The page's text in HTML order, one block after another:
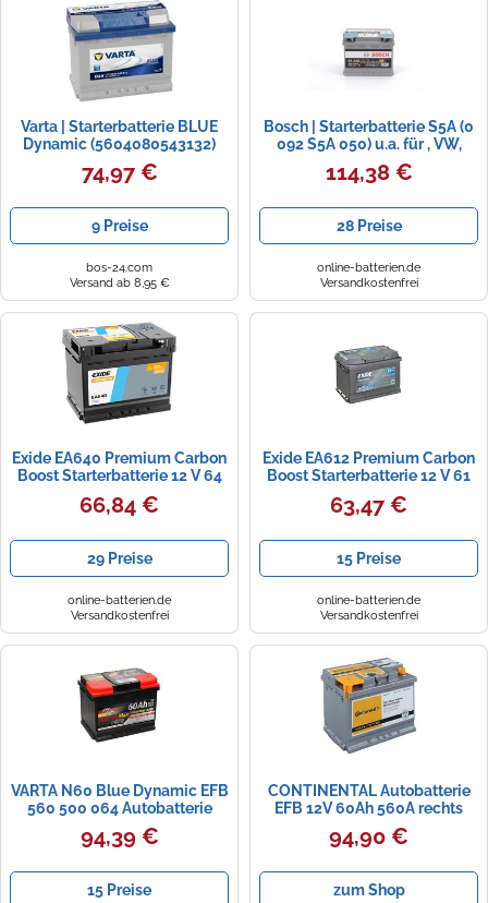
Zündkerzen
Ölfilter
Navi Taschen
Navi-Zubehör
Navigationsgeräte
Navigationssoftware
Powercaps
Winterreifen
Varta | Starterbatterie BLUE
Dynamic (5604080543132)
74,97 €
9 Preise
bos-24.com
Versand ab 8,95 €
Bosch | Starterbatterie S5A (0
092 S5A 050) u.a. für , VW,
Opel, BMW, Audi, Ford, Skoda,
Fiat, Seat, Toyota, Mazda,
KIA, Alfa Romeo, Smart, Dacia,
Lancia, Piaggio, KTM
114,38 €
28 Preise
online-batterien.de
Versandkostenfrei
Exide EA640 Premium Carbon
Boost Starterbatterie 12 V 64
Ah 640 A (EN)
66,84 €
29 Preise
online-batterien.de
Versandkostenfrei
Exide EA612 Premium Carbon
Boost Starterbatterie 12 V 61
Ah 600 A (EN)
63,47 €
15 Preise
online-batterien.de
Versandkostenfrei
VARTA N60 Blue Dynamic EFB
560 500 064 Autobatterie
60Ah (D53)
94,39 €
15 Preise
CONTINENTAL Autobatterie
EFB 12V 60Ah 560A rechts
242x175x190 mm
94,90 €
zum Shop